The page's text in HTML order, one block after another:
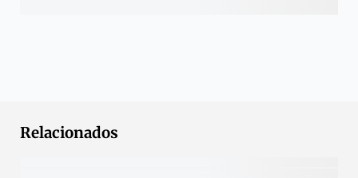
Relacionados